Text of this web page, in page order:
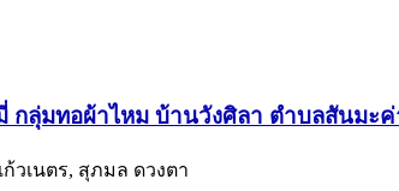
ลุ่มทอผ้าไหม บ้านวังศิลา ตำบลสันมะค่
เนตร, สุภมล ดวงตา